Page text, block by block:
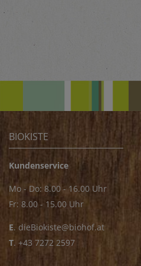
BIOKISTE
Kundenservice
Mo - Do: 8.00 - 16.00 Uhr
Fr: 8.00 - 15.00 Uhr
E. dieBiokiste@biohof.at
T. +43 7272 2597